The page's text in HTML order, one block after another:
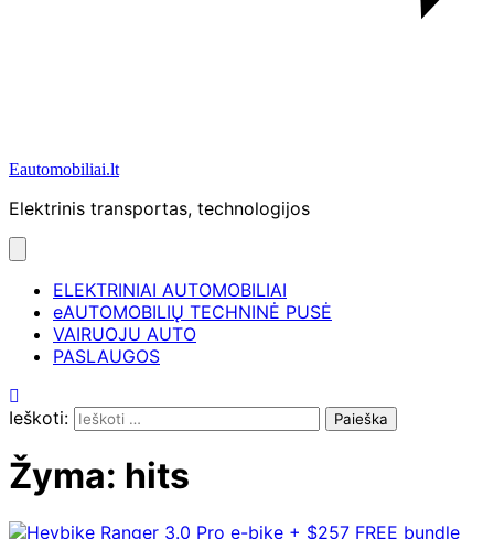
Eautomobiliai.lt
Elektrinis transportas, technologijos
ELEKTRINIAI AUTOMOBILIAI
eAUTOMOBILIŲ TECHNINĖ PUSĖ
VAIRUOJU AUTO
PASLAUGOS
Ieškoti:
Žyma: hits